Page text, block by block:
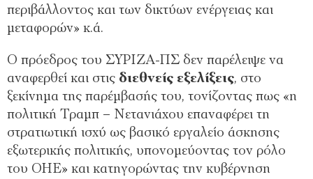
περιβάλλοντος και των δικτύων ενέργειας και
μεταφορών» κ.ά.
Ο πρόεδρος του ΣΥΡΙΖΑ-ΠΣ δεν παρέλειψε να
αναφερθεί και στις διεθνείς εξελίξεις, στο
ξεκίνημα της παρέμβασής του, τονίζοντας πως «η
πολιτική Τραμπ – Νετανιάχου επαναφέρει τη
στρατιωτική ισχύ ως βασικό εργαλείο άσκησης
εξωτερικής πολιτικής, υπονομεύοντας τον ρόλο
του ΟΗΕ» και κατηγορώντας την κυβέρνηση